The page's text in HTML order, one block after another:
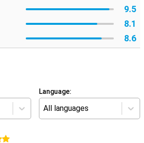
9.5
8.1
8.6
Language:
All languages